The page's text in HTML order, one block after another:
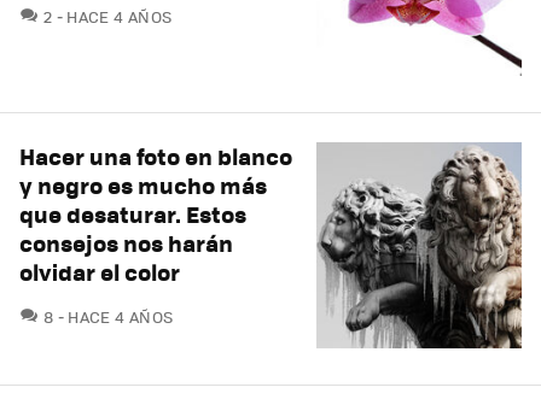
2 COMENTARIOS
HACE 4 AÑOS
Hacer una foto en blanco
y negro es mucho más
que desaturar. Estos
consejos nos harán
olvidar el color
8 COMENTARIOS
HACE 4 AÑOS